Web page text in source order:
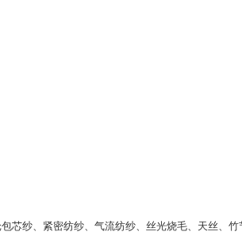
芯纱、紧密纺纱、气流纺纱、丝光烧毛、天丝、